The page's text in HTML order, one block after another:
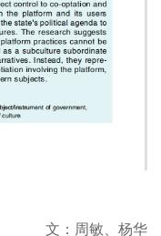
文： 周敏、 杨华